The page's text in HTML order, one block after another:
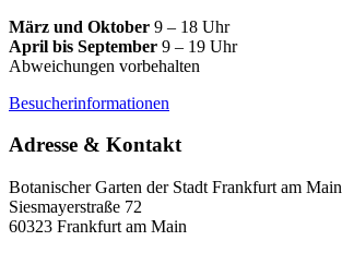
März und Oktober 9 – 18 Uhr
April bis September 9 – 19 Uhr
Abweichungen vorbehalten
Besucherinformationen
Adresse & Kontakt
Botanischer Garten der Stadt Frankfurt am Main
Siesmayerstraße 72
60323 Frankfurt am Main